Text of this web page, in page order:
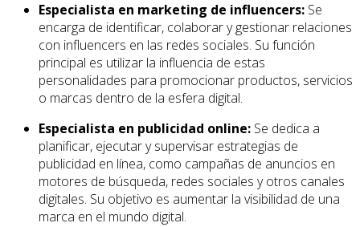
Especialista en marketing de influencers: Se
encarga de identificar, colaborar y gestionar relaciones
con influencers en las redes sociales. Su función
principal es utilizar la influencia de estas
personalidades para promocionar productos, servicios
o marcas dentro de la esfera digital.
Especialista en publicidad online: Se dedica a
planificar, ejecutar y supervisar estrategias de
publicidad en línea, como campañas de anuncios en
motores de búsqueda, redes sociales y otros canales
digitales. Su objetivo es aumentar la visibilidad de una
marca en el mundo digital.